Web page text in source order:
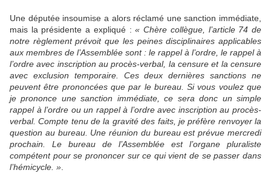
Une députée insoumise a alors réclamé une sanction immédiate,
mais la présidente a expliqué :« Chère collègue, l’article 74 de
notre règlement prévoit que les peines disciplinaires applicables
aux membres de l’Assemblée sont : le rappel à l’ordre, le rappel à
l’ordre avec inscription au procès-verbal, la censure et la censure
avec exclusion temporaire. Ces deux dernières sanctions ne
peuvent être prononcées que par le bureau. Si vous voulez que
je prononce une sanction immédiate, ce sera donc un simple
rappel à l’ordre ou un rappel à l’ordre avec inscription au procès-
verbal. Compte tenu de la gravité des faits, je préfère renvoyer la
question au bureau. Une réunion du bureau est prévue mercredi
prochain. Le bureau de l’Assemblée est l’organe pluraliste
compétent pour se prononcer sur ce qui vient de se passer dans
l’hémicycle. »